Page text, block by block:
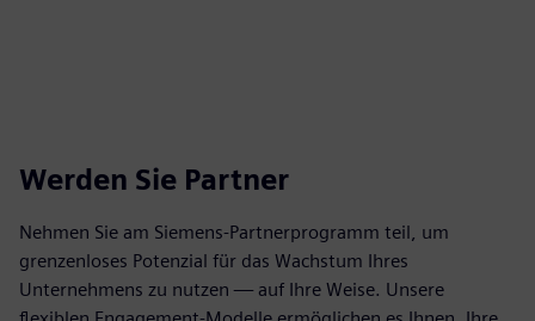
Werden Sie Partner
Nehmen Sie am Siemens-Partnerprogramm teil, um
grenzenloses Potenzial für das Wachstum Ihres
Unternehmens zu nutzen — auf Ihre Weise. Unsere